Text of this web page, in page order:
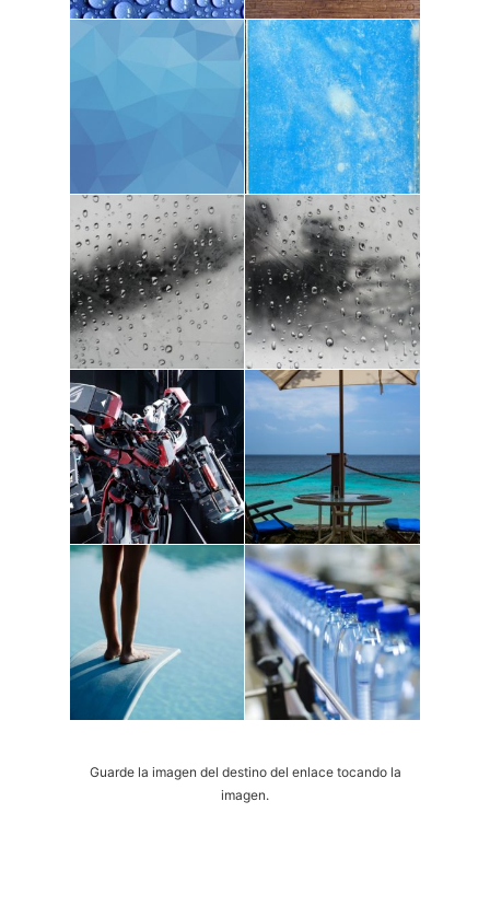
Guarde la imagen del destino del enlace tocando la
imagen.